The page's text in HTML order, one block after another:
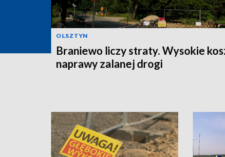
OLSZTYN
Braniewo liczy straty. Wysokie
naprawy zalanej drogi